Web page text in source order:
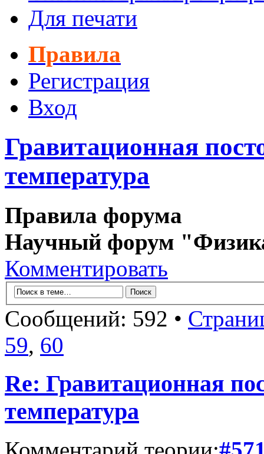
Для печати
Правила
Регистрация
Вход
Гравитационная
температура
Правила форума
Научный форум
Комментировать
Сообщений: 592 •
59, 60
Re: Гравитационная
температура